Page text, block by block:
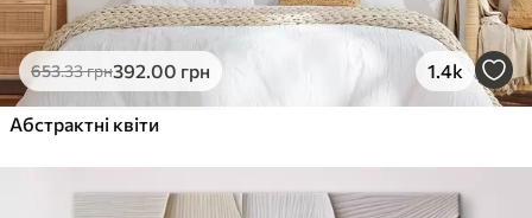
653.33грн392.00 грн 1.4k
Абстрактні квіти